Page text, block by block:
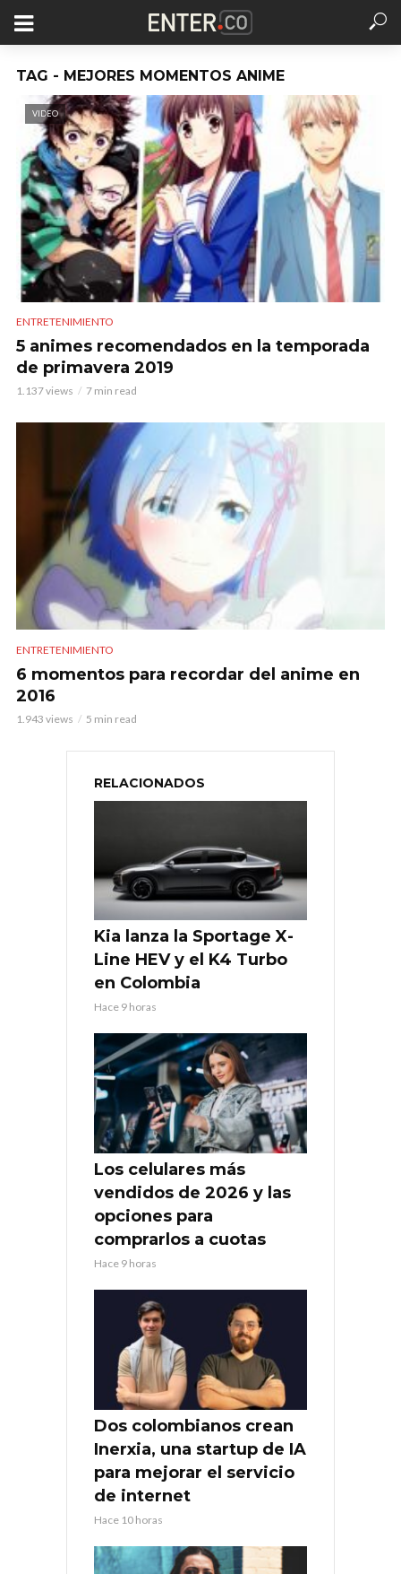
TAG - MEJORES MOMENTOS ANIME
VIDEO
ENTRETENIMIENTO
5 animes recomendados en la temporada
de primavera 2019
1.137 views 7 min read
ENTRETENIMIENTO
6 momentos para recordar del anime en
2016
1.943 views 5 min read
RELACIONADOS
Kia lanza la Sportage X-
Line HEV y el K4 Turbo
en Colombia
Hace 9 horas
Los celulares más
vendidos de 2026 y las
opciones para
comprarlos a cuotas
Hace 9 horas
Dos colombianos crean
Inerxia, una startup de IA
para mejorar el servicio
de internet
Hace 10 horas